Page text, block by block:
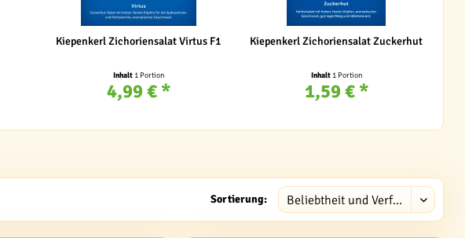
Kiepenkerl Zichoriensalat Virtus F1
Inhalt 1 Portion
4,99 € *
Kiepenkerl Zichoriensalat Zuckerhut
Inhalt 1 Portion
1,59 € *
Sortierung: